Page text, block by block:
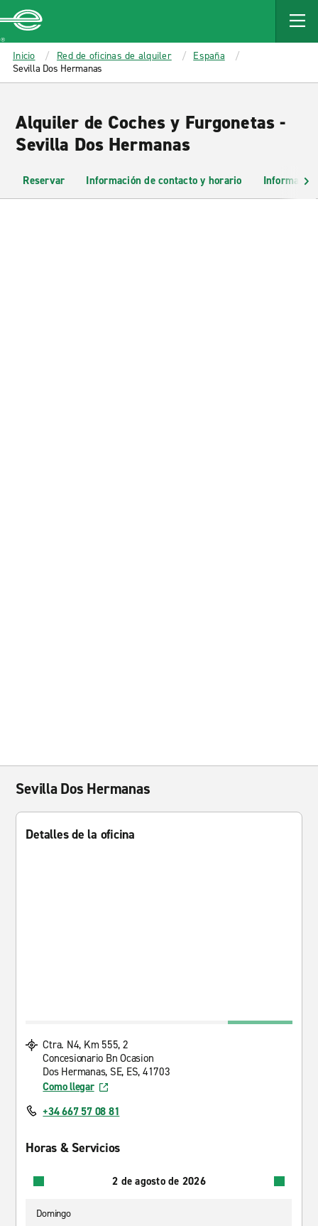
MAIN
CONTENT
Enterprise
Inicio Red de oficinas de alquiler
España
Sevilla Dos Hermanas
Alquiler de Coches y Furgonetas -
Sevilla Dos Hermanas
Reservar Información de contacto y horario
Sevilla Dos Hermanas
Detalles de la oficina
Ctra. N4, Km 555, 2
Concesionario Bn Ocasion
Dos Hermanas, SE, ES, 41703
Como llegar
+34 667 57 08 81
Horas & Servicios
2 de agosto de 2026
Domingo